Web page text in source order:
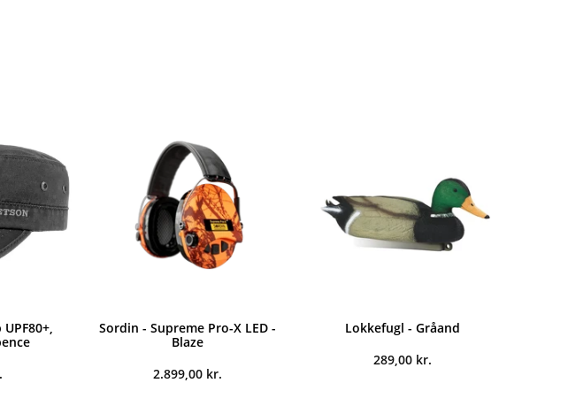
Sordin - Supreme Pro-X LED -
Blaze
2.899,00 kr.
Lokkefugl - Gråand
289,00 kr.